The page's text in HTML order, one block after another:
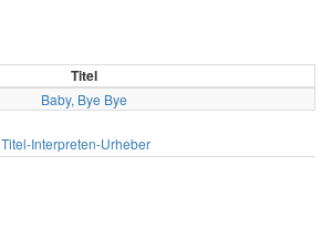
Titel
Baby, Bye Bye
Titel-Interpreten-Urheber